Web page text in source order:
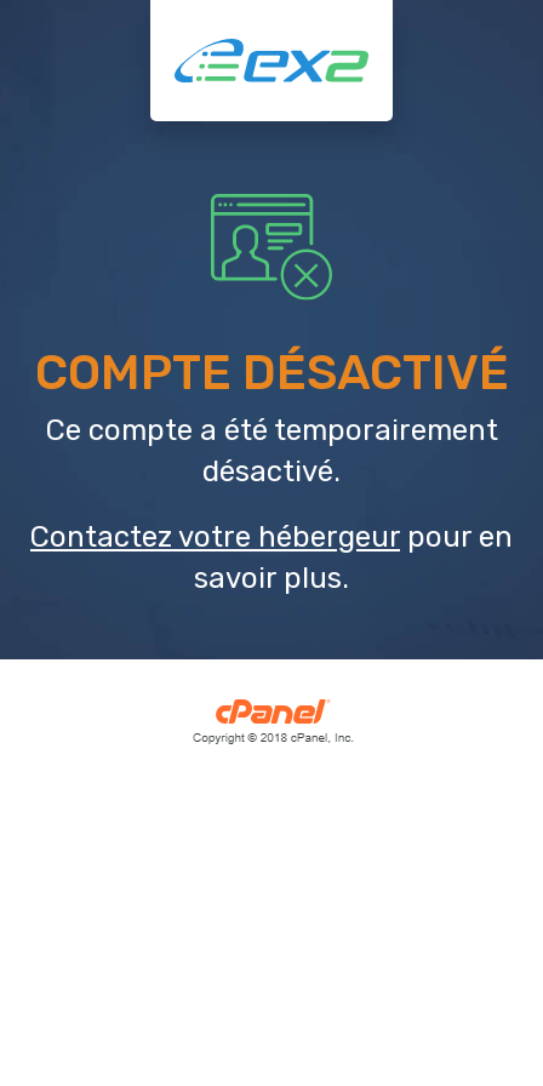
COMPTE DÉSACTIVÉ
Ce compte a été temporairement
désactivé.
Contactez votre hébergeur pour en
savoir plus.